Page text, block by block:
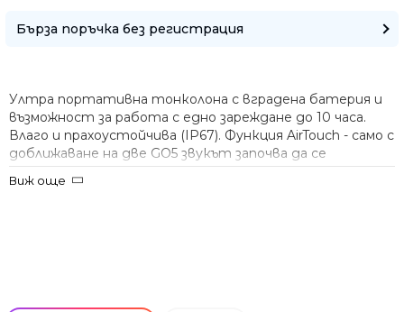
Бърза поръчка без регистрация
Ултра портативна тонколона с вградена батерия и
възможност за работа с едно зареждане до 10 часа.
Влаго и прахоустойчива (IP67). Функция AirTouch - само с
доближаване на две GO5 звукът започва да се
възпроизвежда и от двете. Bluetooth версия 6.0.
Auracast вградената система позволява безжично
Виж още